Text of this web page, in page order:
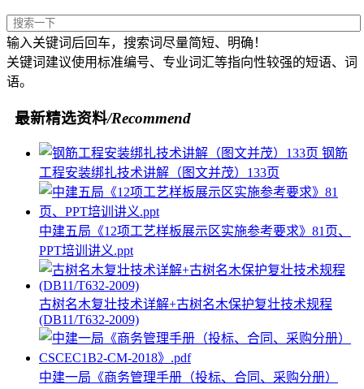
输入关键词后回车，搜索词尽量简短、明确！
关键词建议使用标准编号、专业词汇等指向性较强的短语、词
语。
最新精选资料/Recommend
钢筋
工程安装绑扎技术讲解（图文并茂）133页
中建五局《12项工艺样板展示区实施参考要求》81页、
PPT培训讲义.ppt
古树名木复壮技术详解+古树名木保护复壮技术规程
(DB11/T632-2009)
中建一局《商务管理手册（投标、合同、采购分册）